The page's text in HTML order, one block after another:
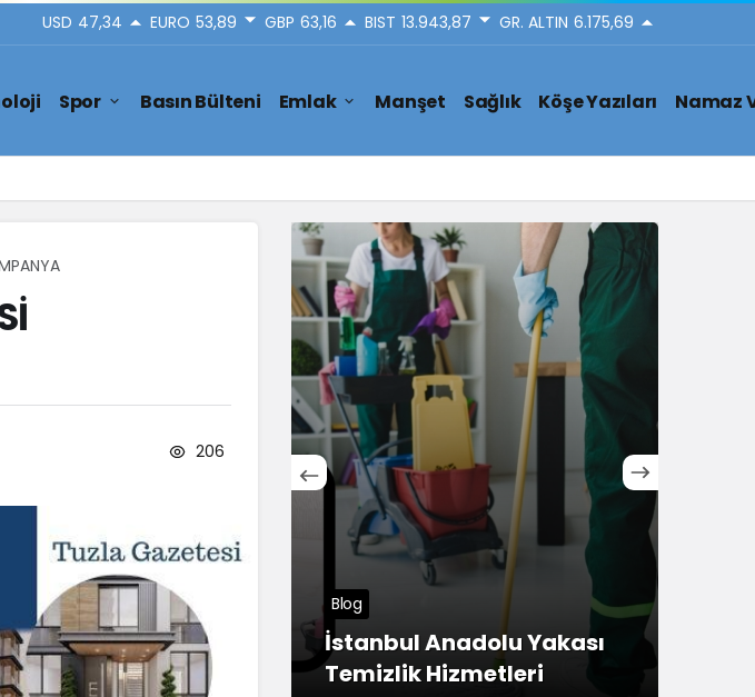
USD 47,34 EURO 53,89 GBP 63,16 BIST 13.943,87 GR. ALTIN 6.175,69
Spor Basın Bülteni Emlak Manşet Sağlık Köşe Yazıları Namaz
206
Blog
İstanbul Anadolu Yakası
Temizlik Hizmetleri
Tuzla Haberleri
Meşhur Sivas Köftesi
Anadolu Yakası’nda
nerede yenir?